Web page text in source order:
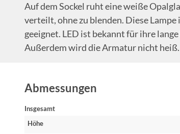
Auf dem Sockel ruht eine weiße
verteilt, ohne zu blenden. Diese
geeignet. LED ist bekannt für ihre
Außerdem wird die Armatur nicht heiß.
Abmessungen
Insgesamt
Höhe